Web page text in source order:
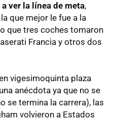
ver la línea de meta,
que mejor le fue a la
que tres coches tomaron
Francia y otros dos
vigesimoquinta plaza
anécdota ya que no se
se termina la carrera), las
volvieron a Estados